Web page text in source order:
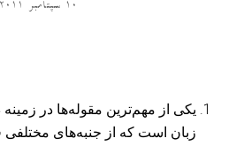
10 سپتامبر 2011
یکی از مهم‌ترین مقوله‌ها در
زبان است که از جنبه‌های